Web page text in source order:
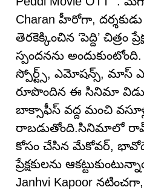
Charan హీరోగా, దర్శకుడు
తెరకెక్కించిన ‘పెద్ది’ చిత్రం
స్పందనను
స్పోర్ట్స్, ఎమోషన్స్, మాస్
రూపొందిన ఈ సినిమా
బాక్సాఫీస్ వద్ద మంచి
రాబడుతోంది.సినిమాలో
కోసం చేసిన మేకోవర్,
ప్రేక్షకులను
Janhvi Kapoor